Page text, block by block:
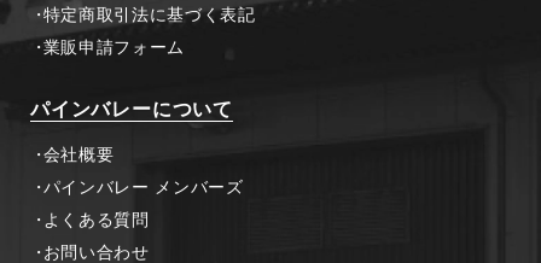
特定商取引法に基づく表記
業販申請フォーム
パインバレーについて
会社概要
パインバレー メンバーズ
よくある質問
お問い合わせ